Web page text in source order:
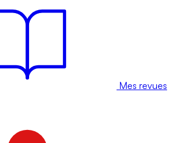
Mes revues